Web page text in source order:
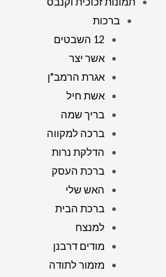
ברכות
12 השבטים
אשר יצר
אגרת הרמב"ן
אשת חיל
בריך שמה
ברכה למקווה
הדלקת נרות
ברכת העסק
האש שלי
ברכת הבית
למנצח
מודים דרבנן
מזמור לתודה